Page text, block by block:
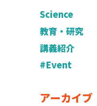
Science
教育・研究
講義紹介
#Event
アーカイブ